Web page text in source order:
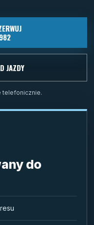
JAZDY
telefonicznie.
do